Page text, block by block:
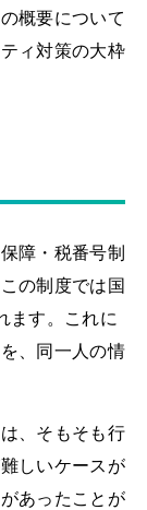
概要について
ィ対策の大枠
障・税番号制
の制度では国
ます。これに
、同一人の情
、そもそも行
しいケースが
あったことが